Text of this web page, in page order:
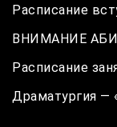
Расписание
ВНИМАНИЕ
Расписание
Драматургия —